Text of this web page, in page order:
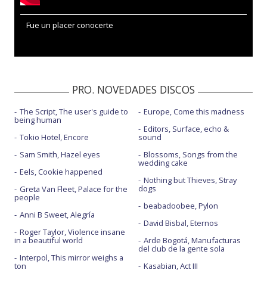
Fue un placer conocerte
PRO. NOVEDADES DISCOS
The Script, The user's guide to
being human
Tokio Hotel, Encore
Sam Smith, Hazel eyes
Eels, Cookie happened
Greta Van Fleet, Palace for the
people
Anni B Sweet, Alegría
Roger Taylor, Violence insane
in a beautiful world
Interpol, This mirror weighs a
ton
Europe, Come this madness
Editors, Surface, echo &
sound
Blossoms, Songs from the
wedding cake
Nothing but Thieves, Stray
dogs
beabadoobee, Pylon
David Bisbal, Eternos
Arde Bogotá, Manufacturas
del club de la gente sola
Kasabian, Act III